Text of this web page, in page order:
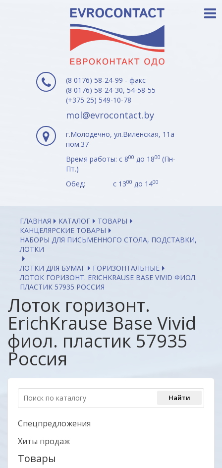
(8 0176) 58-24-99 - факс
(8 0176) 58-24-30, 54-58-55
(+375 25) 549-10-78
mol@evrocontact.by
г.Молодечно, ул.Виленская, 11а
пом.37
Время работы: с 800 до 1800 (Пн-
Пт.)
Обед: с 1300 до 1400
ГЛАВНАЯ КАТАЛОГ
ТОВАРЫ
КАНЦЕЛЯРСКИЕ ТОВАРЫ
НАБОРЫ ДЛЯ ПИСЬМЕННОГО СТОЛА, ПОДСТАВКИ,
ЛОТКИ
ЛОТКИ ДЛЯ БУМАГ
ГОРИЗОНТАЛЬНЫЕ
ЛОТОК ГОРИЗОНТ. ERICHKRAUSE BASE VIVID ФИОЛ.
ПЛАСТИК 57935 РОССИЯ
Лоток горизонт.
ErichKrause Base Vivid
фиол. пластик 57935
Россия
Спецпредложения
Хиты продаж
Товары